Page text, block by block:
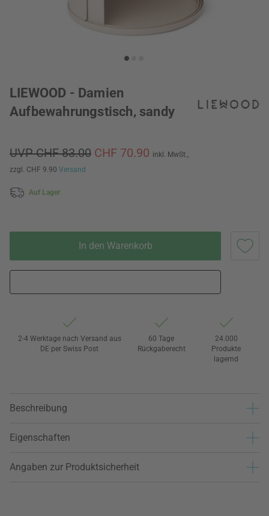
LIEWOOD - Damien
Aufbewahrungstisch, sandy
UVP CHF 83.00 CHF 70.90 inkl. MwSt.,
zzgl. CHF 9.90 Versand
Auf Lager
In den Warenkorb
2-4 Werktage nach Versand aus
DE per Swiss Post
60 Tage
Rückgaberecht
24.000
Produkte
lagernd
Beschreibung
Eigenschaften
Angaben zur Produktsicherheit